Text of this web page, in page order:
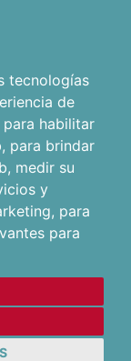
tecnologías
de
para habilitar
, para brindar
, medir su
y
, para
para